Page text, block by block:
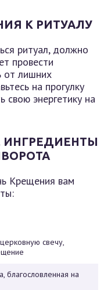
К РИТУАЛУ
ритуал, должно
провести
от лишних
на прогулку
свою энергетику на
ИНГРЕДИЕНТЫ
Крещения вам
свечу,
благословленная на